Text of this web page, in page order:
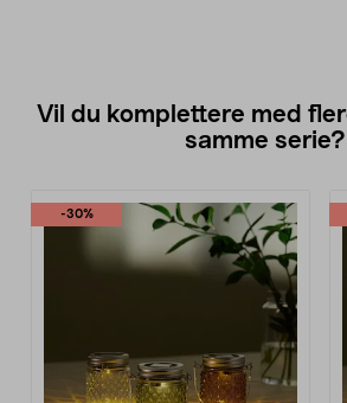
Vil du komplettere med
samme serie?
-30%